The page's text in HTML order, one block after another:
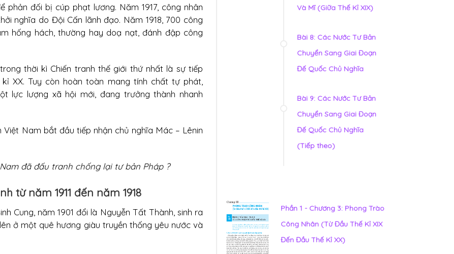
đối bị cúp phạt lương. Năm 1917, công nhân
nghĩa do Đội Cấn lãnh đạo. Năm 1918, 700 công
hống hách, thường hay doạ nạt, đánh đập công
thời kì Chiến tranh thế giới thứ nhất là sự tiếp
XX. Tuy còn hoàn toàn mang tính chất tự phát,
lực lượng xã hội mới, đang trưởng thành nhanh
Việt Nam bắt đầu tiếp nhận chủ nghĩa Mác – Lênin
đã đấu tranh chống lại tư bản Pháp ?
từ năm 1911 đến năm 1918
Cung, năm 1901 đổi là Nguyễn Tất Thành, sinh ra
ở một quê hương giàu truyền thống yêu nước và
Và Mĩ (Giữa Thế Kỉ XIX)
Bài 8: Các Nước Tư Bản
Chuyển Sang Giai Đoạn
Đế Quốc Chủ Nghĩa
Bài 9: Các Nước Tư Bản
Chuyển Sang Giai Đoạn
Đế Quốc Chủ Nghĩa
(Tiếp theo)
Phần 1 - Chương 3: Phong Trào
Công Nhân (Từ Đầu Thế Kỉ XIX
Đến Đầu Thế Kỉ XX)